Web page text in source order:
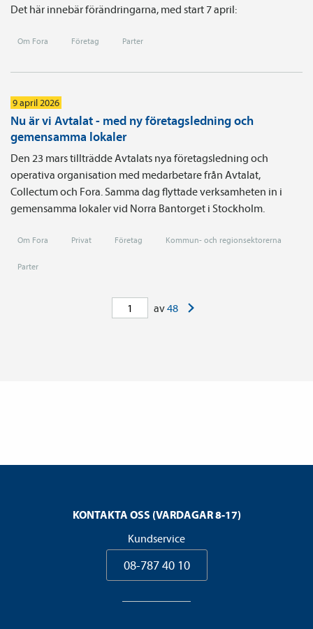
Det här innebär förändringarna, med start 7 april:
Om Fora Företag Parter
9 april 2026
Nu är vi Avtalat - med ny företagsledning och
gemensamma lokaler
Den 23 mars tillträdde Avtalats nya företagsledning och
operativa organisation med medarbetare från Avtalat,
Collectum och Fora. Samma dag flyttade verksamheten in i
gemensamma lokaler vid Norra Bantorget i Stockholm.
Om Fora Privat Företag Kommun- och regionsektorerna
Parter
av48
KONTAKTA OSS (VARDAGAR 8-17)
Kundservice
08-787 40 10